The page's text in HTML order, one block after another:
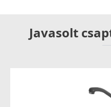
Javasolt